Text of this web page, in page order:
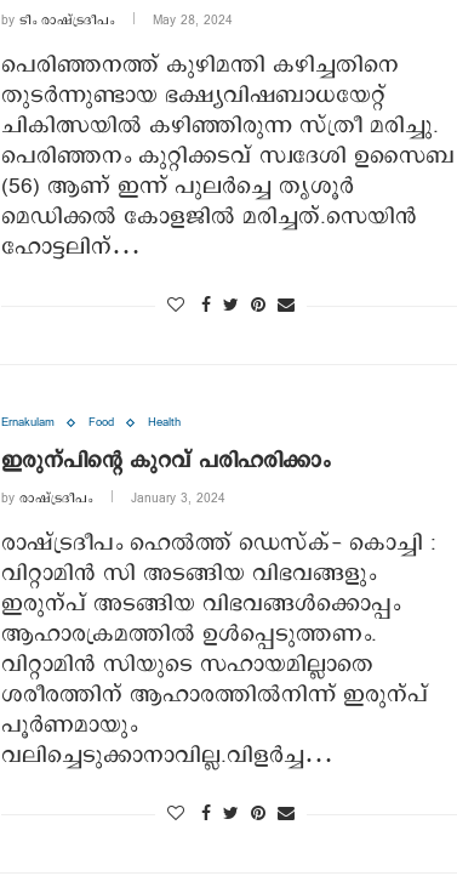
by ടീം രാഷ്ട്രദീപം May 28, 2024
പെരിഞ്ഞനത്ത് കുഴിമന്തി കഴിച്ചതിനെ
തുടര്‍ന്നുണ്ടായ ഭക്ഷ്യവിഷബാധയേറ്റ്
ചികിത്സയില്‍ കഴിഞ്ഞിരുന്ന സ്ത്രീ മരിച്ചു.
പെരിഞ്ഞനം കുറ്റിക്കടവ് സ്വദേശി ഉസൈബ
(56) ആണ് ഇന്ന് പുലര്‍ച്ചെ തൃശൂര്‍
മെഡിക്കല്‍ കോളജില്‍ മരിച്ചത്.സെയിൻ
ഹോട്ടലിന്…
Ernakulam Food Health
ഇരുന്പിന്‍റെ കുറവ് പരിഹരിക്കാം
by രാഷ്ട്രദീപം January 3, 2024
രാഷ്ട്രദീപം ഹെല്‍ത്ത് ഡെസ്‌ക്‌- കൊച്ചി :
വിറ്റാമിൻ സി അടങ്ങിയ വിഭവങ്ങളും
ഇരുന്പ് അടങ്ങിയ വിഭവങ്ങള്‍ക്കൊപ്പം
ആഹാരക്രമത്തില്‍ ഉള്‍പ്പെടുത്തണം.
വിറ്റാമിൻ സിയുടെ സഹായമില്ലാതെ
ശരീരത്തിന് ആഹാരത്തില്‍നിന്ന് ഇരുന്പ്
പൂര്‍ണമായും
വലിച്ചെടുക്കാനാവില്ല.വിളര്‍ച്ച…